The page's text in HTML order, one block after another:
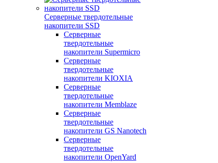
Серверные твердотельные
накопители SSD
Cерверные
твердотельные
накопители Supermicro
Cерверные
твердотельные
накопители KIOXIA
Cерверные
твердотельные
накопители Memblaze
Cерверные
твердотельные
накопители GS Nanotech
Серверные
твердотельные
накопители OpenYard